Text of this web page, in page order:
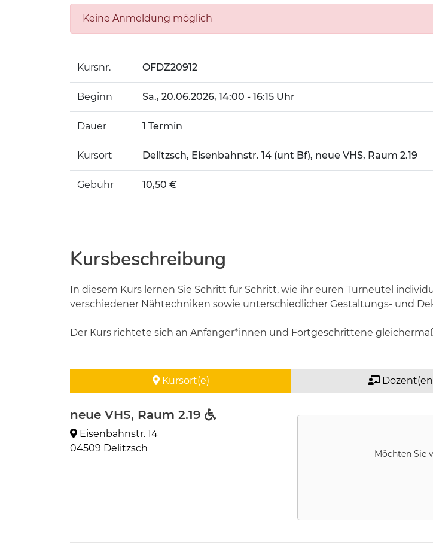
Keine Anmeldung möglich
Kursnr. OFDZ20912
Beginn Sa., 20.06.2026, 14:00 - 16:15 Uhr
Dauer 1 Termin
Kursort Delitzsch, Eisenbahnstr. 14 (unt Bf), neue VHS, Raum 2.19
Gebühr 10,50 €
Kursbeschreibung
In diesem Kurs lernen Sie Schritt für Schritt, wie ihr euren Turneutel
verschiedener Nähtechniken sowie unterschiedlicher Gestaltungs- und
Der Kurs richtete sich an Anfänger*innen und Fortgeschrittene
Kursort(e)
neue VHS, Raum 2.19
Eisenbahnstr. 14
04509 Delitzsch
Möchten Sie